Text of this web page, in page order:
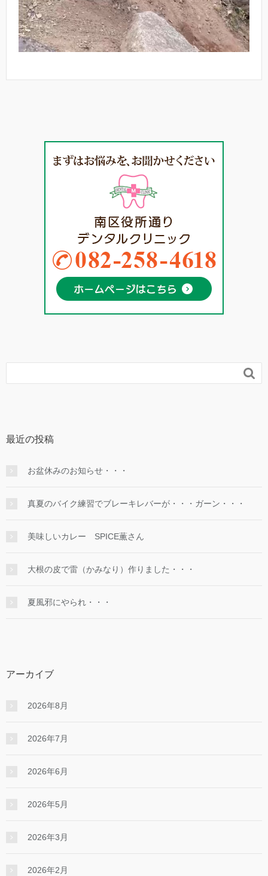

最近の投稿
お盆休みのお知らせ・・・
真夏のバイク練習でブレーキレバーが・・・ガーン・・・
美味しいカレー SPICE薫さん
大根の皮で雷（かみなり）作りました・・・
夏風邪にやられ・・・
アーカイブ
2026年8月
2026年7月
2026年6月
2026年5月
2026年3月
2026年2月